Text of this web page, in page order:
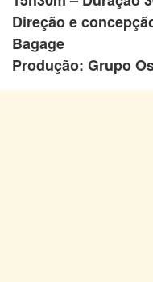
Direção e
Bagage
Produção: Grupo